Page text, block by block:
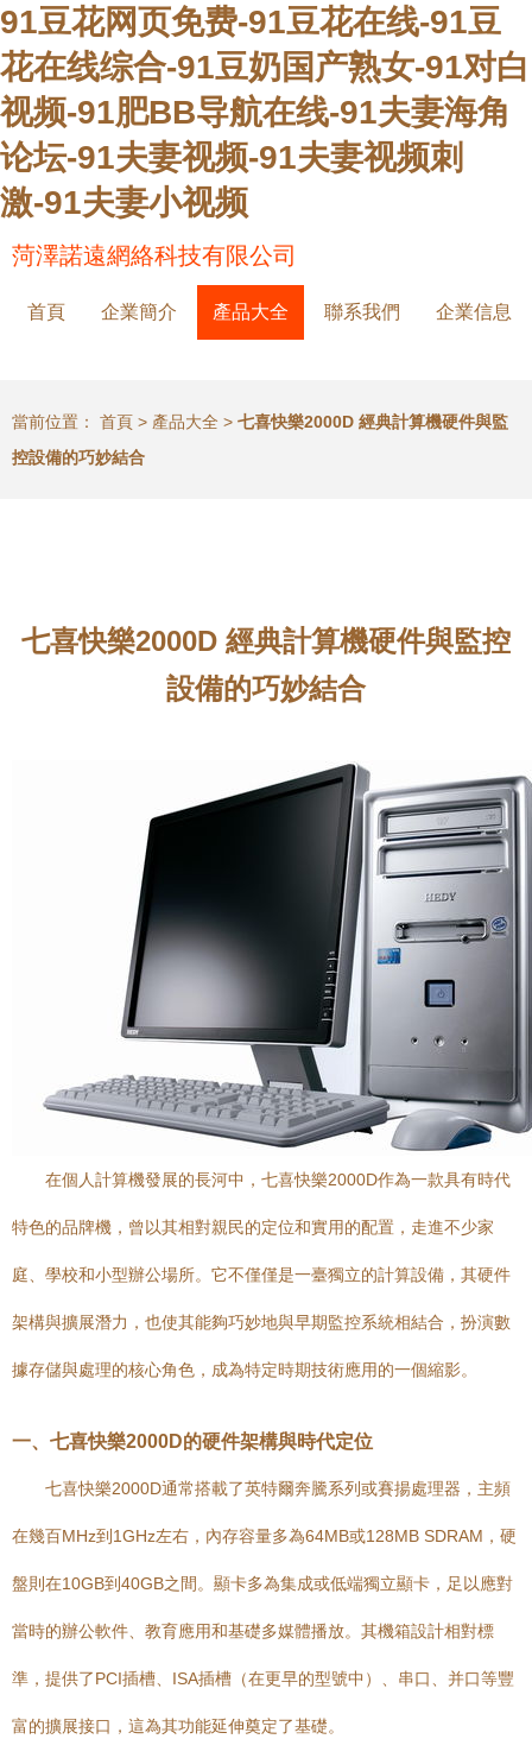
91豆花网页免费-91豆花在线-91豆
花在线综合-91豆奶国产熟女-91对白
视频-91肥BB导航在线-91夫妻海角
论坛-91夫妻视频-91夫妻视频刺
激-91夫妻小视频
菏澤諾遠網絡科技有限公司
首頁 企業簡介 產品大全 聯系我們 企業信息
當前位置： 首頁 > 產品大全 > 七喜快樂2000D 經典計算機硬件與監
控設備的巧妙結合
七喜快樂2000D 經典計算機硬件與監控
設備的巧妙結合
在個人計算機發展的長河中，七喜快樂2000D作為一款具有時代
特色的品牌機，曾以其相對親民的定位和實用的配置，走進不少家
庭、學校和小型辦公場所。它不僅僅是一臺獨立的計算設備，其硬件
架構與擴展潛力，也使其能夠巧妙地與早期監控系統相結合，扮演數
據存儲與處理的核心角色，成為特定時期技術應用的一個縮影。
一、七喜快樂2000D的硬件架構與時代定位
七喜快樂2000D通常搭載了英特爾奔騰系列或賽揚處理器，主頻
在幾百MHz到1GHz左右，內存容量多為64MB或128MB SDRAM，硬
盤則在10GB到40GB之間。顯卡多為集成或低端獨立顯卡，足以應對
當時的辦公軟件、教育應用和基礎多媒體播放。其機箱設計相對標
準，提供了PCI插槽、ISA插槽（在更早的型號中）、串口、并口等豐
富的擴展接口，這為其功能延伸奠定了基礎。